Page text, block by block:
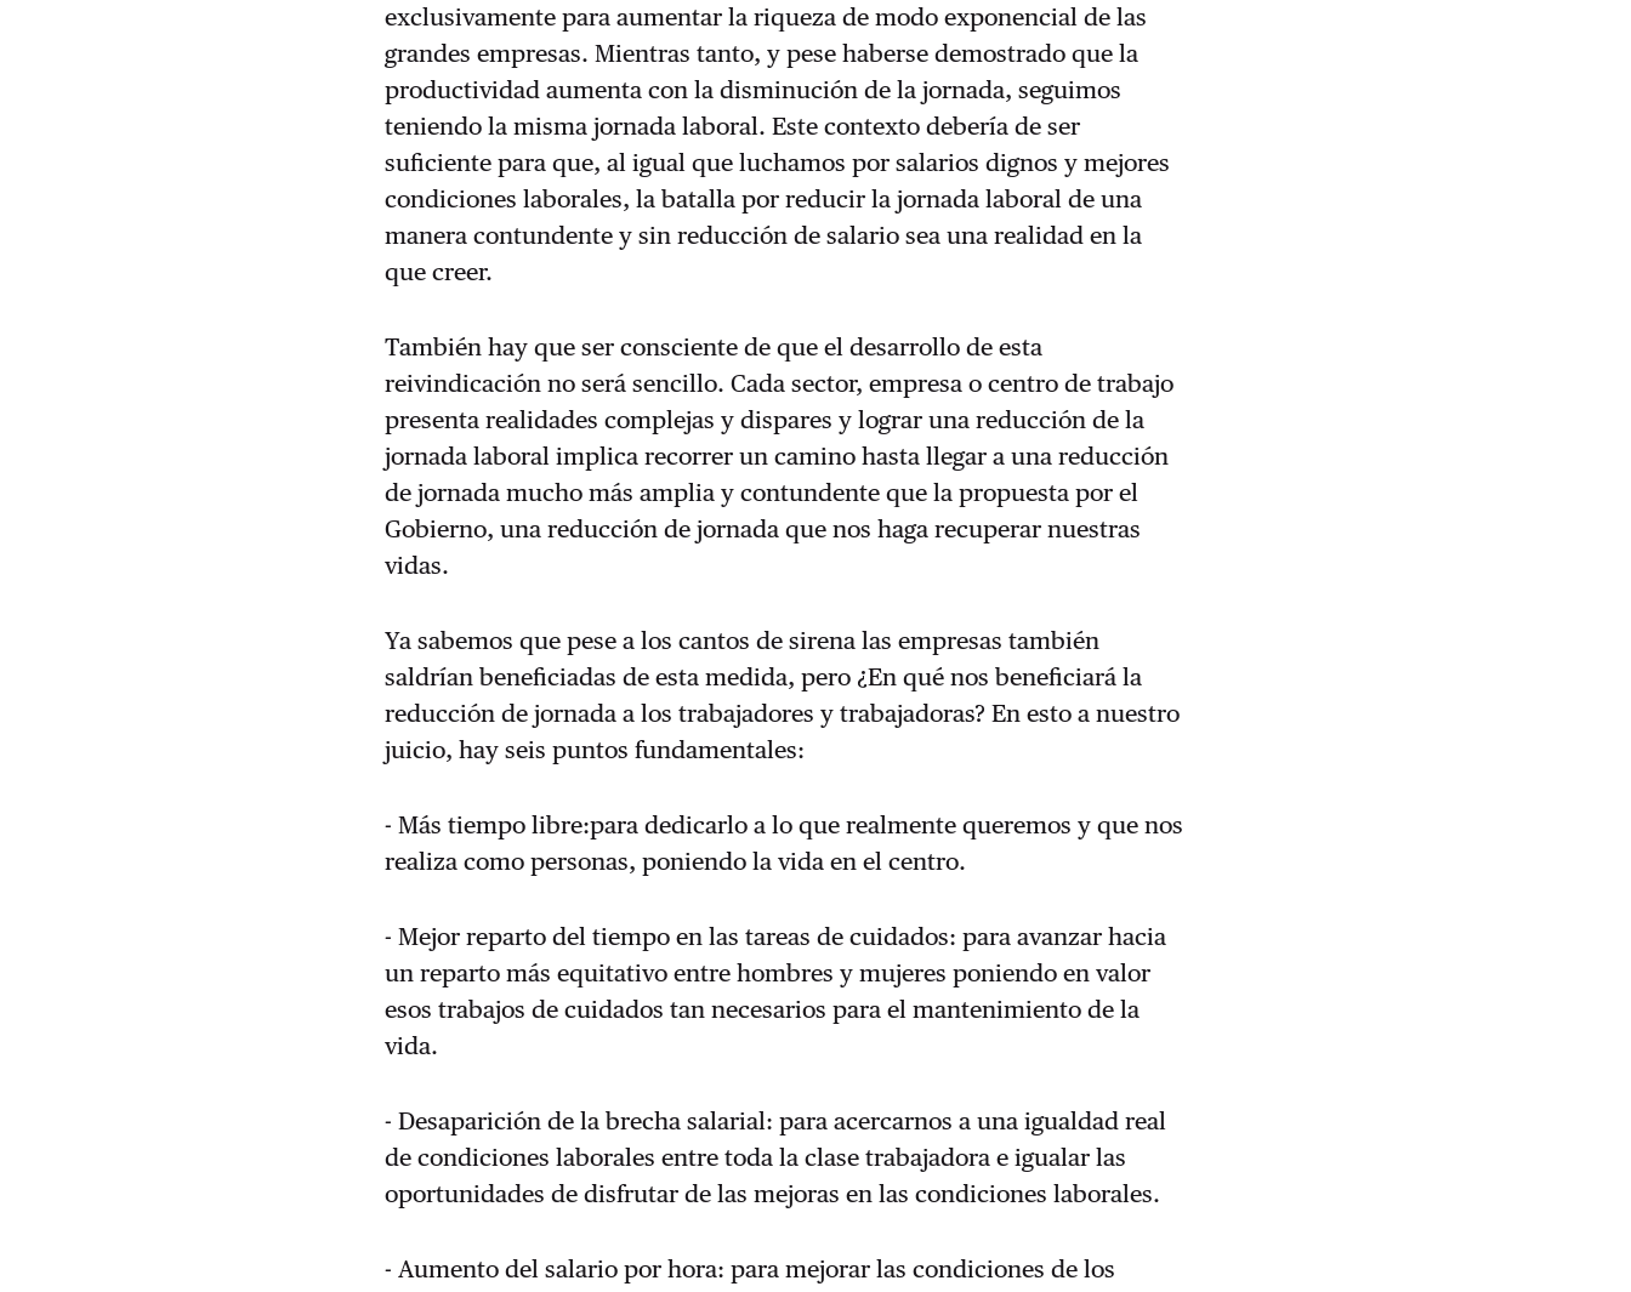
exclusivamente para aumentar la riqueza de modo exponencial de las
grandes empresas. Mientras tanto, y pese haberse demostrado que la
productividad aumenta con la disminución de la jornada, seguimos
teniendo la misma jornada laboral. Este contexto debería de ser
suficiente para que, al igual que luchamos por salarios dignos y mejores
condiciones laborales, la batalla por reducir la jornada laboral de una
manera contundente y sin reducción de salario sea una realidad en la
que creer.
También hay que ser consciente de que el desarrollo de esta
reivindicación no será sencillo. Cada sector, empresa o centro de trabajo
presenta realidades complejas y dispares y lograr una reducción de la
jornada laboral implica recorrer un camino hasta llegar a una reducción
de jornada mucho más amplia y contundente que la propuesta por el
Gobierno, una reducción de jornada que nos haga recuperar nuestras
vidas.
Ya sabemos que pese a los cantos de sirena las empresas también
saldrían beneficiadas de esta medida, pero ¿En qué nos beneficiará la
reducción de jornada a los trabajadores y trabajadoras? En esto a nuestro
juicio, hay seis puntos fundamentales:
- Más tiempo libre:para dedicarlo a lo que realmente queremos y que nos
realiza como personas, poniendo la vida en el centro.
- Mejor reparto del tiempo en las tareas de cuidados: para avanzar hacia
un reparto más equitativo entre hombres y mujeres poniendo en valor
esos trabajos de cuidados tan necesarios para el mantenimiento de la
vida.
- Desaparición de la brecha salarial: para acercarnos a una igualdad real
de condiciones laborales entre toda la clase trabajadora e igualar las
oportunidades de disfrutar de las mejoras en las condiciones laborales.
- Aumento del salario por hora: para mejorar las condiciones de los